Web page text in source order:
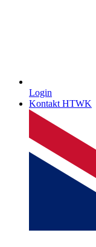
Login
Kontakt HTWK